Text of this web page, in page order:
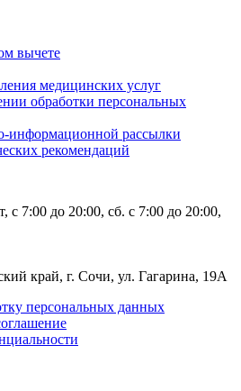
вычете
медицинских услуг
обработки персональных
информационной рассылки
рекомендаций
7:00 до 20:00, сб. с 7:00 до 20:00,
край, г. Сочи, ул. Гагарина, 19А
персональных данных